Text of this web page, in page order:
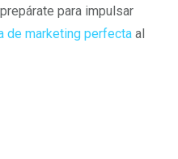
para impulsar
de marketing perfecta al